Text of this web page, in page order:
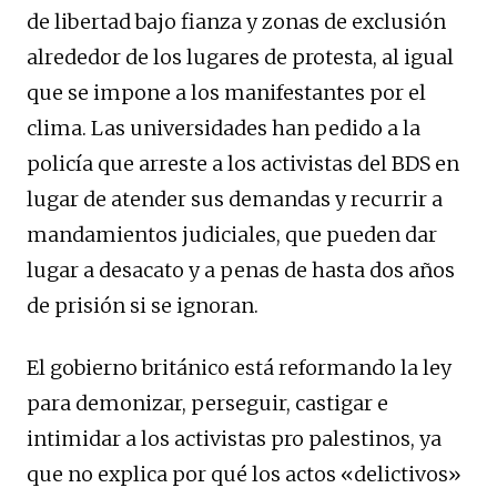
de libertad bajo fianza y zonas de exclusión
alrededor de los lugares de protesta, al igual
que se impone a los manifestantes por el
clima. Las universidades han pedido a la
policía que arreste a los activistas del BDS en
lugar de atender sus demandas y recurrir a
mandamientos judiciales, que pueden dar
lugar a desacato y a penas de hasta dos años
de prisión si se ignoran.
El gobierno británico está reformando la ley
para demonizar, perseguir, castigar e
intimidar a los activistas pro palestinos, ya
que no explica por qué los actos «delictivos»